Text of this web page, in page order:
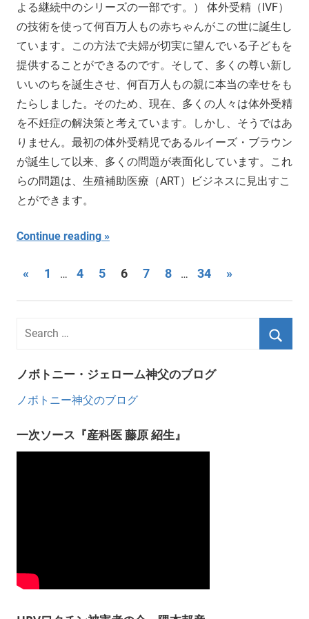
よる継続中のシリーズの一部です。） 体外受精（IVF）
の技術を使って何百万人もの赤ちゃんがこの世に誕生し
ています。この方法で夫婦が切実に望んでいる子どもを
提供することができるのです。そして、多くの尊い新し
いいのちを誕生させ、何百万人もの親に本当の幸せをも
たらしました。そのため、現在、多くの人々は体外受精
を不妊症の解決策と考えています。しかし、そうではあ
りません。最初の体外受精児であるルイーズ・ブラウン
が誕生して以来、多くの問題が表面化しています。これ
らの問題は、生殖補助医療（ART）ビジネスに見出すこ
とができます。
Continue reading
Posts
pagination
« Previous
1 … 4 5 6 7 8 … 34
Next
»
ノボトニー・ジェローム神父のブログ
ノボトニー神父のブログ
一次ソース『産科医 藤原 紹生』